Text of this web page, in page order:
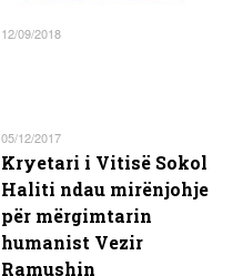
12/09/2018
05/12/2017
Kryetari i Vitisë Sokol
Haliti ndau mirënjohje
për mërgimtarin
humanist Vezir
Ramushin